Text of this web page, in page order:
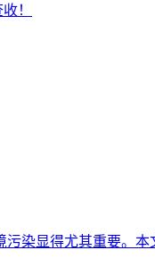
！
染显得尤其重要。